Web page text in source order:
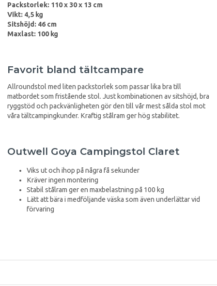
Packstorlek: 110 x 30 x 13 cm
Vikt: 4,5 kg
Sitshöjd: 46 cm
Maxlast: 100 kg
Favorit bland tältcampare
Allroundstol med liten packstorlek som passar lika bra till
matbordet som fristående stol. Just kombinationen av sitshöjd, bra
ryggstöd och packvänligheten gör den till vår mest sålda stol mot
våra tältcampingkunder. Kraftig stålram ger hög stabilitet.
Outwell Goya Campingstol Claret
Viks ut och ihop på några få sekunder
Kräver ingen montering
Stabil stålram ger en maxbelastning på 100 kg
Lätt att bära i medföljande väska som även underlättar vid
förvaring